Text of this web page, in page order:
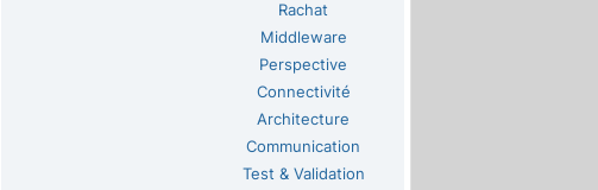
Rachat
Middleware
Perspective
Connectivité
Architecture
Communication
Test & Validation